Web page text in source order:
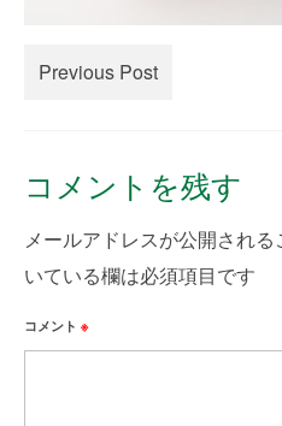
Previous Post
コメントを残す
メールアドレスが公開される
いている欄は必須項目です
コメント ※